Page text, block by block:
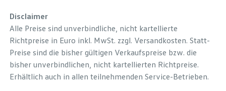
Disclaimer
Alle Preise sind unverbindliche, nicht kartellierte
Richtpreise in Euro inkl. MwSt. zzgl. Versandkosten. Statt-
Preise sind die bisher gültigen Verkaufspreise bzw. die
bisher unverbindlichen, nicht kartellierten Richtpreise.
Erhältlich auch in allen teilnehmenden Service-Betrieben.